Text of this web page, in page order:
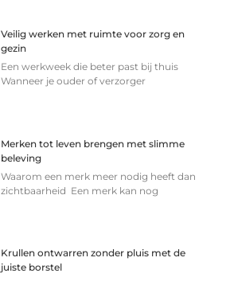
Veilig werken met ruimte voor zorg en
gezin
Een werkweek die beter past bij thuis
Wanneer je ouder of verzorger
Merken tot leven brengen met slimme
beleving
Waarom een merk meer nodig heeft dan
zichtbaarheid Een merk kan nog
Krullen ontwarren zonder pluis met de
juiste borstel